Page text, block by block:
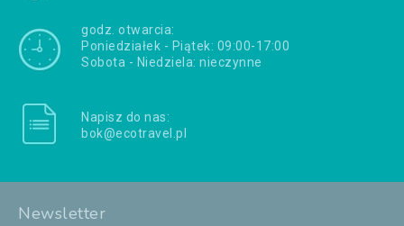
godz. otwarcia:
Poniedziałek - Piątek: 09:00-17:00
Sobota - Niedziela: nieczynne
Napisz do nas:
bok@ecotravel.pl
Newsletter